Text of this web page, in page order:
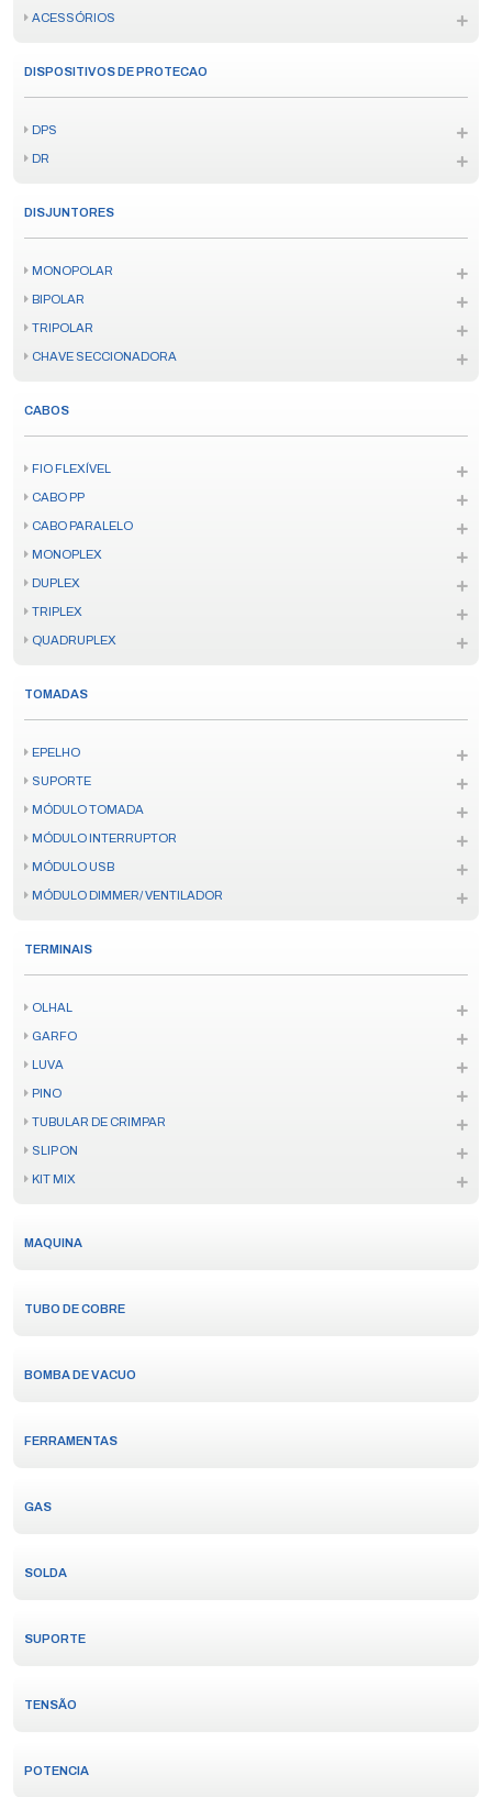
ACESSÓRIOS
DISPOSITIVOS DE PROTECAO
DPS
DR
DISJUNTORES
MONOPOLAR
BIPOLAR
TRIPOLAR
CHAVE SECCIONADORA
CABOS
FIO FLEXÍVEL
CABO PP
CABO PARALELO
MONOPLEX
DUPLEX
TRIPLEX
QUADRUPLEX
TOMADAS
EPELHO
SUPORTE
MÓDULO TOMADA
MÓDULO INTERRUPTOR
MÓDULO USB
MÓDULO DIMMER/ VENTILADOR
TERMINAIS
OLHAL
GARFO
LUVA
PINO
TUBULAR DE CRIMPAR
SLIP ON
KIT MIX
MAQUINA
TUBO DE COBRE
BOMBA DE VACUO
FERRAMENTAS
GAS
SOLDA
SUPORTE
TENSÃO
POTENCIA